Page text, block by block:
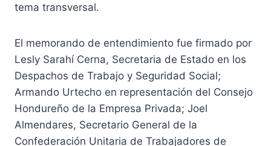
tema transversal.
El memorando de entendimiento fue firmado por
Lesly Sarahí Cerna, Secretaria de Estado en los
Despachos de Trabajo y Seguridad Social;
Armando Urtecho en representación del Consejo
Hondureño de la Empresa Privada; Joel
Almendares, Secretario General de la
Confederación Unitaria de Trabajadores de